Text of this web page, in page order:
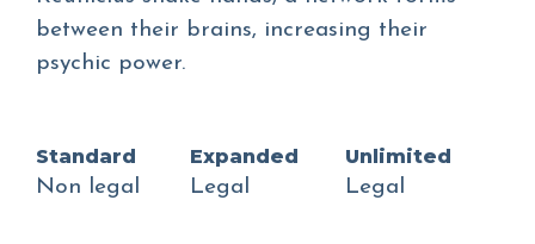
between their brains, increasing their
psychic power.
Standard
Non legal
Expanded
Legal
Unlimited
Legal